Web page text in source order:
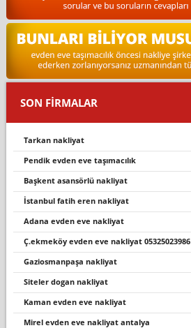
SON FİRMALAR
tarkan nakliyat
pendik evden eve taşımacılık
başkent asansörlü nakliyat
i̇stanbul fatih eren nakliyat
adana evden eve nakliyat
ç.ekmeköy evden eve nakliyat 05325023986
gaziosmanpaşa nakliyat
siteler dogan nakliyat
kaman evden eve nakli̇yat
mi̇rel evden eve nakli̇yat antalya